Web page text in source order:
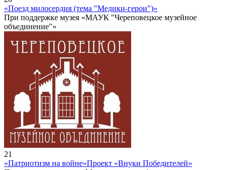
«Поезд милосердия (тема "Медики-герои")»
При поддержке музея «МАУК "Череповецкое музейное
объединение"»
21
«Патриотизм на войне»Проект «Внуки Победителей»